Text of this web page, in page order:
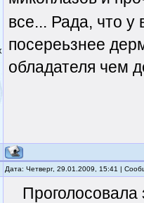
все... Рада, что у
посереьзнее
обладателя чем
Дата: Четверг, 29.01.2009, 15:41 |